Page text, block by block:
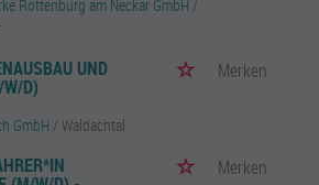
Rottenburg am Neckar GmbH /
UND
D)
Merken
GmbH / Waldachtal
Merken